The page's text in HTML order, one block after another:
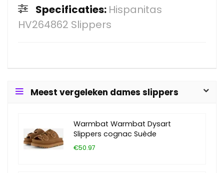
Specificaties: Hispanitas
HV264862 Slippers
Meest vergeleken dames slippers
Warmbat Warmbat Dysart
Slippers cognac Suède
€50.97